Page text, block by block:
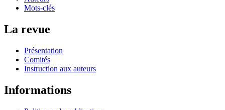
Mots-clés
La revue
Présentation
Comités
Instruction aux auteurs
Informations